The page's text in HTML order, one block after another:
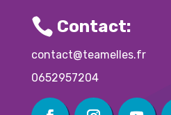
 Contact:
contact@teamelles.fr
0652957204